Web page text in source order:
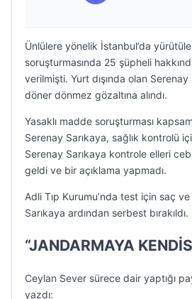
Ünlülere yönelik İstanbul’da
soruşturmasında 25 şüpheli
verilmişti. Yurt dışında olan
döner dönmez gözaltına alındı.
Yasaklı madde soruşturması
Serenay Sarıkaya, sağlık kontrolü
Serenay Sarıkaya kontrole elleri
geldi ve bir açıklama yapmadı.
Adli Tıp Kurumu’nda test için saç
Sarıkaya ardından serbest bırakıldı.
“JANDARMAYA
Ceylan Sever sürece dair yaptığı
yazdı: